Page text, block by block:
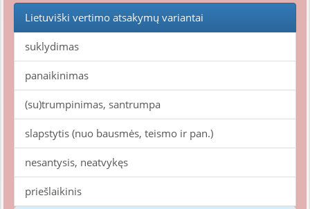
Lietuviški vertimo atsakymų variantai
suklydimas
panaikinimas
(su)trumpinimas, santrumpa
slapstytis (nuo bausmės, teismo ir pan.)
nesantysis, neatvykęs
priešlaikinis